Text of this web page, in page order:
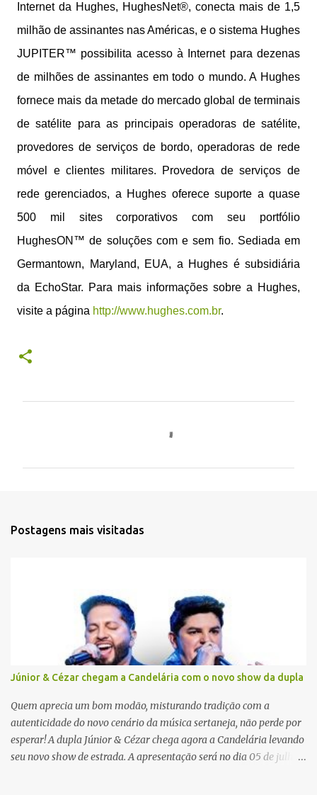
Internet da Hughes, HughesNet®, conecta mais de 1,5
milhão de assinantes nas Américas, e o sistema Hughes
JUPITER™ possibilita acesso à Internet para dezenas
de milhões de assinantes em todo o mundo. A Hughes
fornece mais da metade do mercado global de terminais
de satélite para as principais operadoras de satélite,
provedores de serviços de bordo, operadoras de rede
móvel e clientes militares. Provedora de serviços de
rede gerenciados, a Hughes oferece suporte a quase
500 mil sites corporativos com seu portfólio
HughesON™ de soluções com e sem fio. Sediada em
Germantown, Maryland, EUA, a Hughes é subsidiária
da EchoStar. Para mais informações sobre a Hughes,
visite a página http://www.hughes.com.br.
Postagens mais visitadas
Júnior & Cézar chegam a Candelária com o novo show da dupla
Quem aprecia um bom modão, misturando tradição com a
autenticidade do novo cenário da música sertaneja, não perde por
esperar! A dupla Júnior & Cézar chega agora a Candelária levando
seu novo show de estrada. A apresentação será no dia 05 de julho